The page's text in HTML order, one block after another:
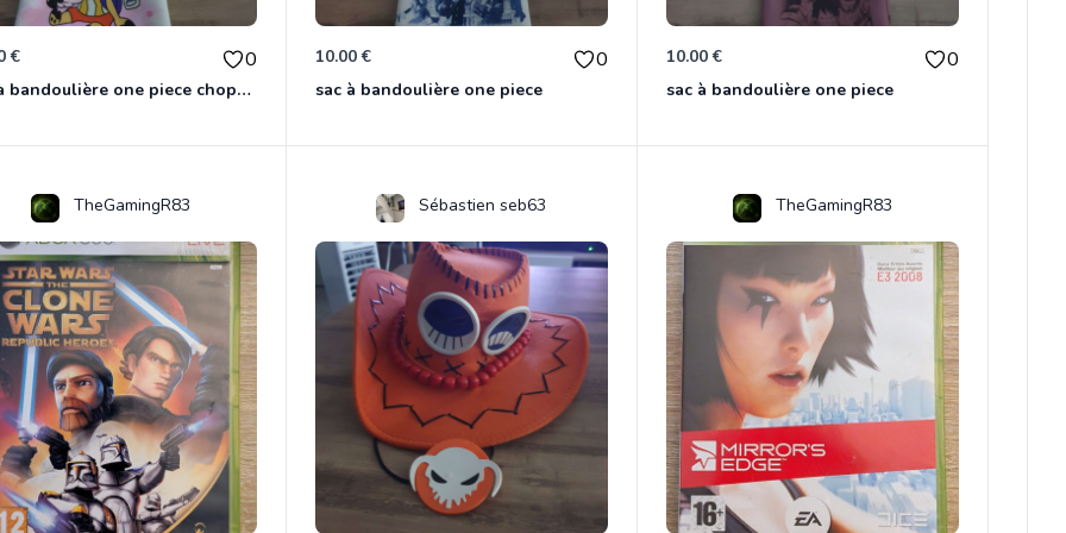
€ 0
sac à bandoulière one piece chopper
10.00 € 0
sac à bandoulière one piece
10.00 € 0
sac à bandoulière one piece
TheGamingR83 Sébastien seb63 TheGamingR83